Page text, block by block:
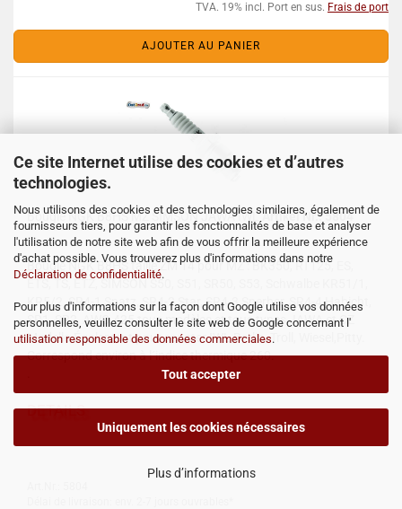
Ce site Internet utilise des cookies et d’autres
technologies.
Nous utilisons des cookies et des technologies similaires, également de
fournisseurs tiers, pour garantir les fonctionnalités de base et analyser
l'utilisation de notre site web afin de vous offrir la meilleure expérience
d'achat possible. Vous trouverez plus d'informations dans notre
Déclaration de confidentialité.
Pour plus d'informations sur la façon dont Google utilise vos données
personnelles, veuillez consulter le site web de Google concernant l'
utilisation responsable des données commerciales.
Tout accepter
Uniquement les cookies nécessaires
Plus d’informations
TVA. 19% incl. Port en sus. Frais de port
AJOUTER AU PANIER
Bougie NGK B8HS MZ SIMSON JAWA IWLArtikel Nr.: 5804
Bougie NGK B8HS taille ZM 14 pour MZ : BK350, RT125, ES,
KR5/2, SR4-1 Spatz, SR4-2 Star, SR4-3 Sperber, SR4-4 Habicht,
SR1, SR2, AWO 425,tous modèles et tous types JAWA et CZ
Modelle.Également pour scooter IWL Berlin, Troll, Wiesel,Pitty.
Correspond environ à l´indice thermique 260.
DETAILS